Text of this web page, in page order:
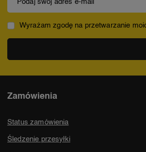
Podaj swój adres e-mail
Wyrażam zgodę na przetwarzanie
Zamówienia
Status zamówienia
Śledzenie przesyłki